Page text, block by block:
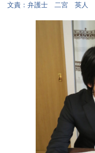
文責：弁護士 二宮 英人